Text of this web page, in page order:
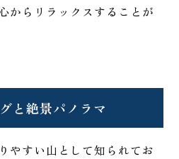
からリラックスすることが
と絶景パノラマ
やすい山として知られてお